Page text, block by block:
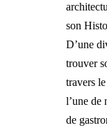
son
D’une
trouver
travers
l’une de
de